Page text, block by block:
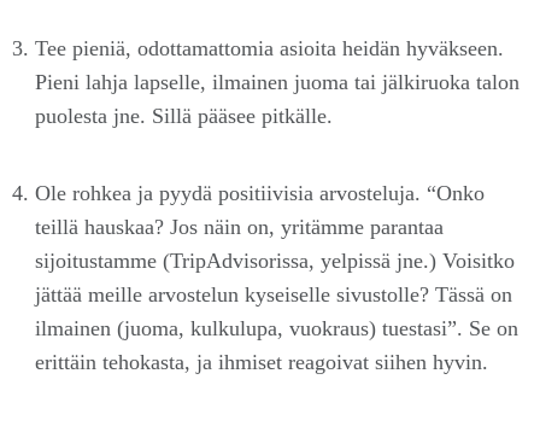
Tee pieniä, odottamattomia asioita heidän hyväkseen.
Pieni lahja lapselle, ilmainen juoma tai jälkiruoka talon
puolesta jne. Sillä pääsee pitkälle.
Ole rohkea ja pyydä positiivisia arvosteluja. “Onko
teillä hauskaa? Jos näin on, yritämme parantaa
sijoitustamme (TripAdvisorissa, yelpissä jne.) Voisitko
jättää meille arvostelun kyseiselle sivustolle? Tässä on
ilmainen (juoma, kulkulupa, vuokraus) tuestasi”. Se on
erittäin tehokasta, ja ihmiset reagoivat siihen hyvin.